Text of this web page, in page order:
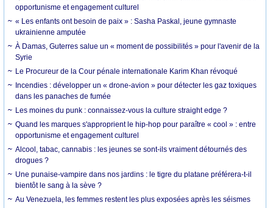
opportunisme et engagement culturel
« Les enfants ont besoin de paix » : Sasha Paskal, jeune gymnaste
ukrainienne amputée
À Damas, Guterres salue un « moment de possibilités » pour l'avenir de la
Syrie
Le Procureur de la Cour pénale internationale Karim Khan révoqué
Incendies : développer un « drone-avion » pour détecter les gaz toxiques
dans les panaches de fumée
Les moines du punk : connaissez-vous la culture straight edge ?
Quand les marques s'approprient le hip-hop pour paraître « cool » : entre
opportunisme et engagement culturel
Alcool, tabac, cannabis : les jeunes se sont-ils vraiment détournés des
drogues ?
Une punaise-vampire dans nos jardins : le tigre du platane préférera-t-il
bientôt le sang à la sève ?
Au Venezuela, les femmes restent les plus exposées après les séismes